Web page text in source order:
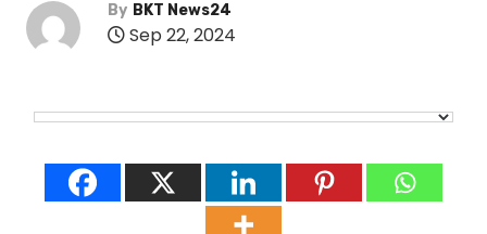
By BKT News24
Sep 22, 2024